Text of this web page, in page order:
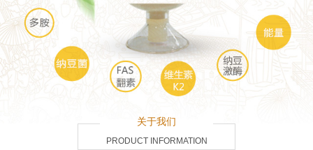
PRODUCT INFORMATION
关于我们